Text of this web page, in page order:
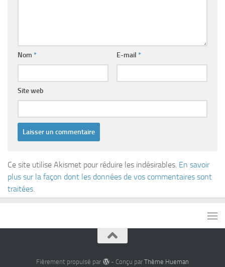
Nom * E-mail *
Site web
Ce site utilise Akismet pour réduire les indésirables. En savoir
plus sur la façon dont les données de vos commentaires sont
traitées
Fièrement propulsé par - Conçu par Thème Hueman